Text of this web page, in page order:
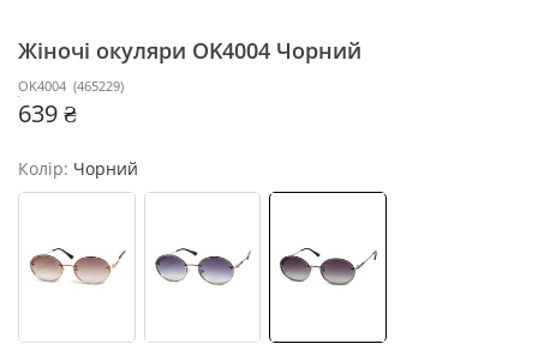
Жіночі окуляри OK4004 Чорний
OK4004 (465229)
639 ₴
Колір: Чорний